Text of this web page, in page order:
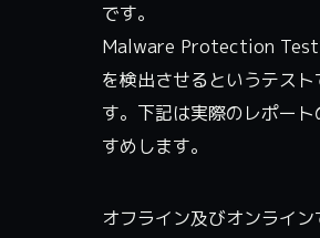
です。
Malware Protection Test
を検出させるというテス
す。下記は実際のレポー
すめします。
オフライン及びオンライ